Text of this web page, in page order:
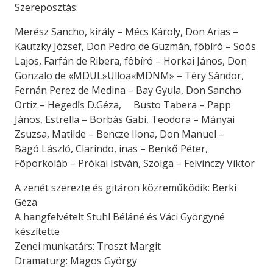
Szereposztás:
Merész Sancho, király – Mécs Károly, Don Arias –
Kautzky József, Don Pedro de Guzmán, fôbíró – Soós
Lajos, Farfán de Ribera, fôbíró – Horkai János, Don
Gonzalo de «MDUL»Ulloa«MDNM» – Téry Sándor,
Fernán Perez de Medina – Bay Gyula, Don Sancho
Ortiz – Hegedľs D.Géza, Busto Tabera – Papp
János, Estrella – Borbás Gabi, Teodora – Mányai
Zsuzsa, Matilde – Bencze Ilona, Don Manuel –
Bagó László, Clarindo, inas – Benkő Péter,
Fôporkoláb – Prókai István, Szolga – Felvinczy Viktor
A zenét szerezte és gitáron közreműködik: Berki
Géza
A hangfelvételt Stuhl Béláné és Váci Györgyné
készítette
Zenei munkatárs: Troszt Margit
Dramaturg: Magos György